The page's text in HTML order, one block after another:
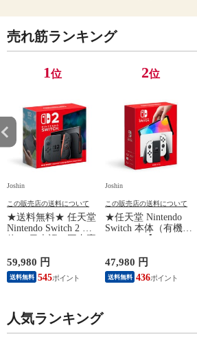
売れ筋ランキング
1位
Joshin
この販売店の送料について
★送料無料★ 任天堂
Nintendo Switch 2 本
KB6CA NSW2ホンタ
イ 【返品種別B】
59,980 円
送料無料 545
2位
Joshin
この販売店の送料について
★任天堂 Nintendo
Switch 本体（有機EL
ト】 HEG-S-KAAAA
NSWホンタイホワイ
ト ユウキELモデル
47,980 円
送料無料 436
人気ランキング